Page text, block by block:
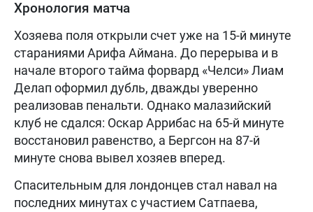
Хронология матча
Хозяева поля открыли счет уже на 15-й минуте
стараниями Арифа Аймана. До перерыва и в
начале второго тайма форвард «Челси» Лиам
Делап оформил дубль, дважды уверенно
реализовав пенальти. Однако малазийский
клуб не сдался: Оскар Аррибас на 65-й минуте
восстановил равенство, а Бергсон на 87-й
минуте снова вывел хозяев вперед.
Спасительным для лондонцев стал навал на
последних минутах с участием Сатпаева,